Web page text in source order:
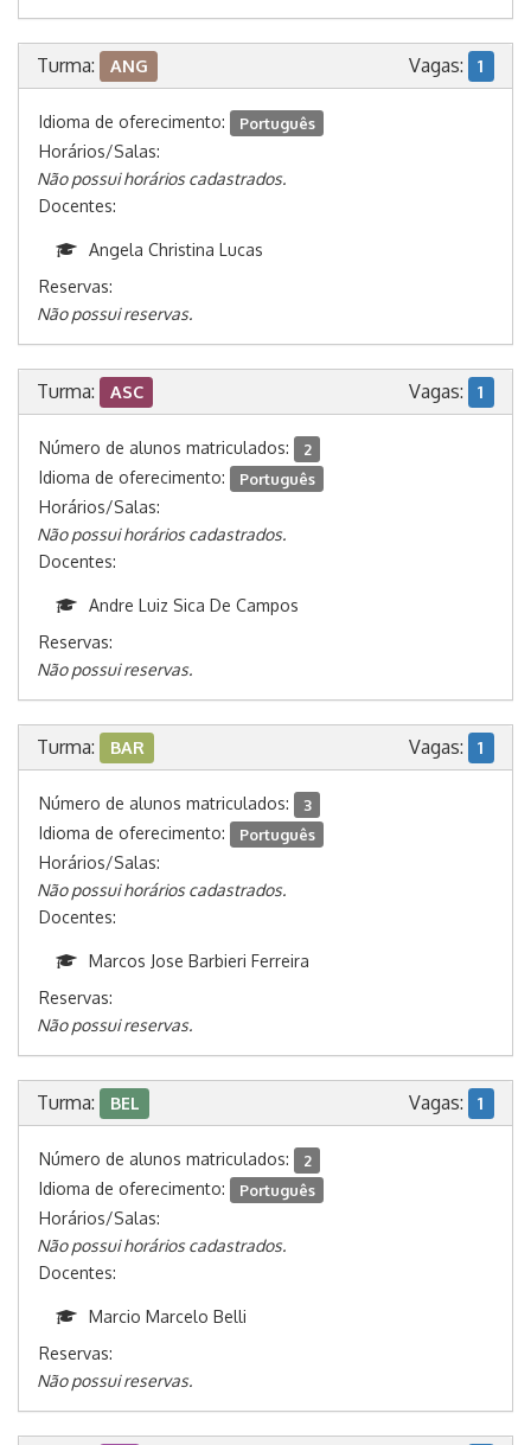
Turma: ANG Vagas: 1
Idioma de oferecimento: Português
Horários/Salas:
Não possui horários cadastrados.
Docentes:
Angela Christina Lucas
Reservas:
Não possui reservas.
Turma: ASC Vagas: 1
Número de alunos matriculados: 2
Idioma de oferecimento: Português
Horários/Salas:
Não possui horários cadastrados.
Docentes:
Andre Luiz Sica De Campos
Reservas:
Não possui reservas.
Turma: BAR Vagas: 1
Número de alunos matriculados: 3
Idioma de oferecimento: Português
Horários/Salas:
Não possui horários cadastrados.
Docentes:
Marcos Jose Barbieri Ferreira
Reservas:
Não possui reservas.
Turma: BEL Vagas: 1
Número de alunos matriculados: 2
Idioma de oferecimento: Português
Horários/Salas:
Não possui horários cadastrados.
Docentes:
Marcio Marcelo Belli
Reservas:
Não possui reservas.